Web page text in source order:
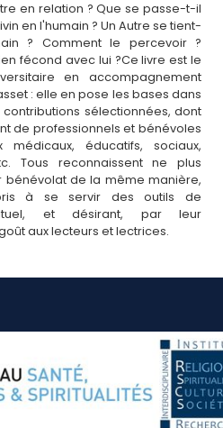
en relation ? Que se passe-t-il
en l'humain ? Un Autre se tient-
? Comment le percevoir ?
fécond avec lui ?Ce livre est le
en accompagnement
: elle en pose les bases dans
sélectionnées, dont
de professionnels et bénévoles
éducatifs, sociaux,
Tous reconnaissent ne plus
bénévolat de la même manière,
à se servir des outils de
et désirant, par leur
aux lecteurs et lectrices.